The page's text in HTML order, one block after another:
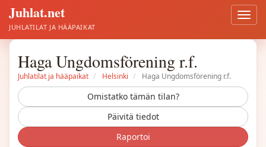
Avaa
Juhlat.net
JUHLATILAT JA HÄÄPAIKAT
Omistatko tämän tilan?
Päivitä tiedot
Raportoi
Haga Ungdomsförening r.f.
Juhlatilat ja hääpaikat Helsinki Haga Ungdomsförening r.f.